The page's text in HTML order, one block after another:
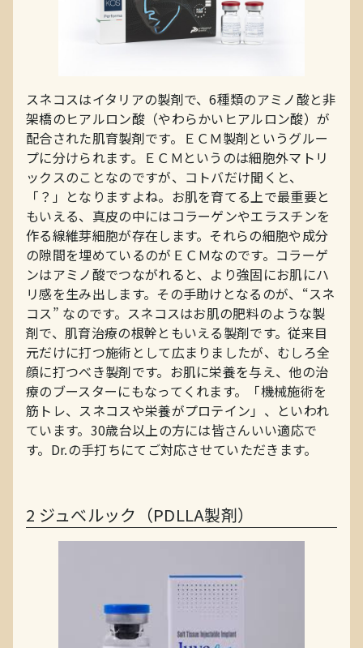
スネコスはイタリアの製剤で、6種類のアミノ酸と非
架橋のヒアルロン酸（やわらかいヒアルロン酸）が
配合された肌育製剤です。ＥＣＭ製剤というグルー
プに分けられます。ＥＣＭというのは細胞外マトリ
ックスのことなのですが、コトバだけ聞くと、
「？」となりますよね。お肌を育てる上で最重要と
もいえる、真皮の中にはコラーゲンやエラスチンを
作る線維芽細胞が存在します。それらの細胞や成分
の隙間を埋めているのがＥＣＭなのです。コラーゲ
ンはアミノ酸でつながれると、より強固にお肌にハ
リ感を生み出します。その手助けとなるのが、“スネ
コス” なのです。スネコスはお肌の肥料のような製
剤で、肌育治療の根幹ともいえる製剤です。従来目
元だけに打つ施術として広まりましたが、むしろ全
顔に打つべき製剤です。お肌に栄養を与え、他の治
療のブースターにもなってくれます。「機械施術を
筋トレ、スネコスや栄養がプロテイン」、といわれ
ています。30歳台以上の方には皆さんいい適応で
す。Dr.の手打ちにてご対応させていただきます。
2 ジュべルック（PDLLA製剤）